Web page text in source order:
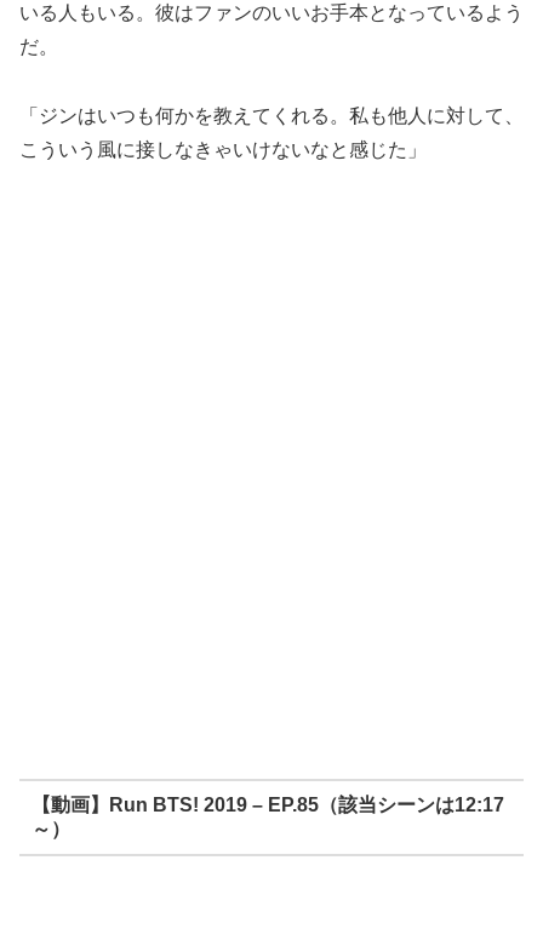
いる人もいる。彼はファンのいいお手本となっているよう
だ。
「ジンはいつも何かを教えてくれる。私も他人に対して、
こういう風に接しなきゃいけないなと感じた」
【動画】Run BTS! 2019 – EP.85（該当シーンは12:17
～）